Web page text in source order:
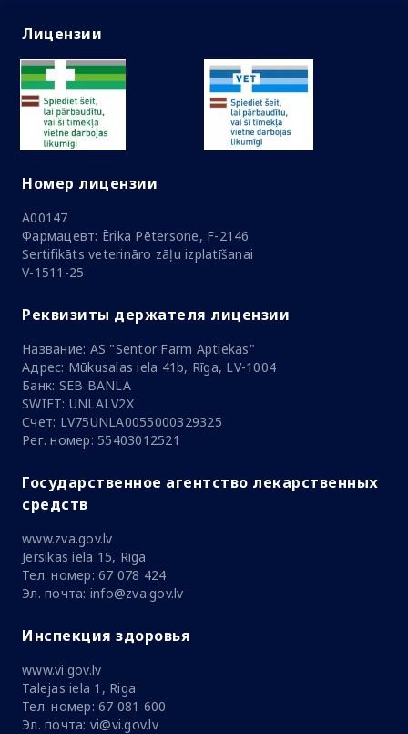
Лицензии
Номер лицензии
A00147
Фармацевт: Ērika Pētersone, F-2146
Sertifikāts veterināro zāļu izplatīšanai
V-1511-25
Реквизиты держателя лицензии
Название: AS "Sentor Farm Aptiekas"
Адрес: Mūkusalas iela 41b, Rīga, LV-1004
Банк: SEB BANLA
SWIFT: UNLALV2X
Счет: LV75UNLA0055000329325
Рег. номер: 55403012521
Государственное агентство лекарственных
средств
www.zva.gov.lv
Jersikas iela 15, Rīga
Тел. номер: 67 078 424
Эл. почта: info@zva.gov.lv
Инспекция здоровья
www.vi.gov.lv
Talejas iela 1, Riga
Тел. номер: 67 081 600
Эл. почта: vi@vi.gov.lv